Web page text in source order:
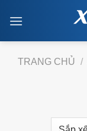
TRANG CHỦ /